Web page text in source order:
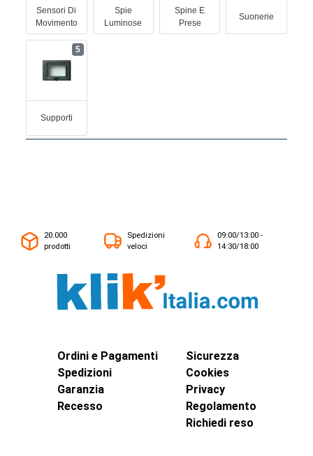
Sensori Di
Movimento
Spie
Luminose
Spine E
Prese
Suonerie
Supporti
5
20.000
prodotti
Spedizioni
veloci
09:00/13:00 -
14:30/18:00
Ordini e Pagamenti
Spedizioni
Garanzia
Recesso
Sicurezza
Cookies
Privacy
Regolamento
Richiedi reso